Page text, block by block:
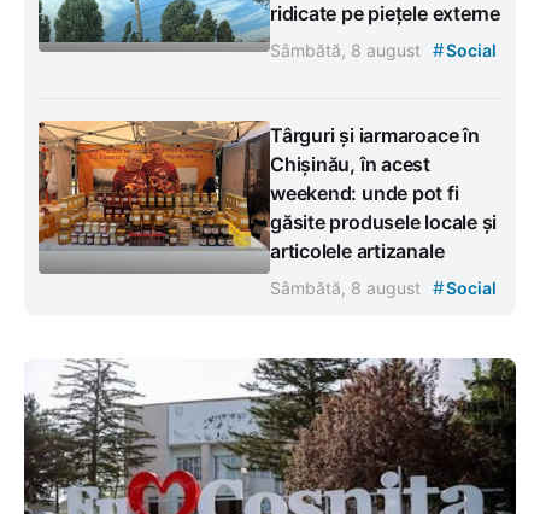
ridicate pe piețele externe
Sâmbătă, 8 august #Social
Târguri și iarmaroace în
Chișinău, în acest
weekend: unde pot fi
găsite produsele locale și
articolele artizanale
Sâmbătă, 8 august #Social